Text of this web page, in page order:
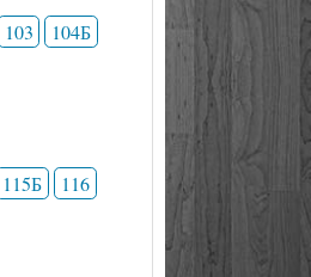
103
104Б
115Б
116